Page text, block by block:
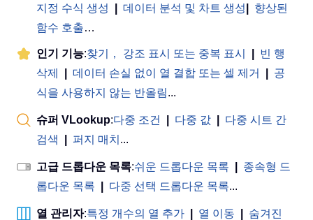
지정 수식 생성
데이터 분석 및 차트 생성
향상된
함수 호출…
인기 기능:찾기， 강조 표시 또는 중복 표시
빈 행
삭제
데이터 손실 없이 열 결합 또는 셀 제거
공
식을 사용하지 않는 반올림...
슈퍼 VLookup:다중 조건 다중 값
다중 시트 간
검색
퍼지 매치 ...
고급 드롭다운 목록:쉬운 드롭다운 목록
종속형 드
롭다운 목록
다중 선택 드롭다운 목록...
열 관리자:특정 개수의 열 추가 열 이동
숨겨진